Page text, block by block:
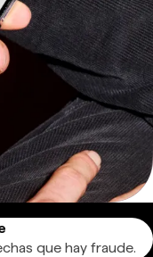
que hay fraude.